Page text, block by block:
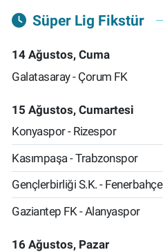
Süper Lig Fikstür
14 Ağustos, Cuma
Galatasaray - Çorum FK
15 Ağustos, Cumartesi
Konyaspor - Rizespor
Kasımpaşa - Trabzonspor
Gençlerbirliği S.K. - Fenerbahçe
Gaziantep FK - Alanyaspor
16 Ağustos, Pazar